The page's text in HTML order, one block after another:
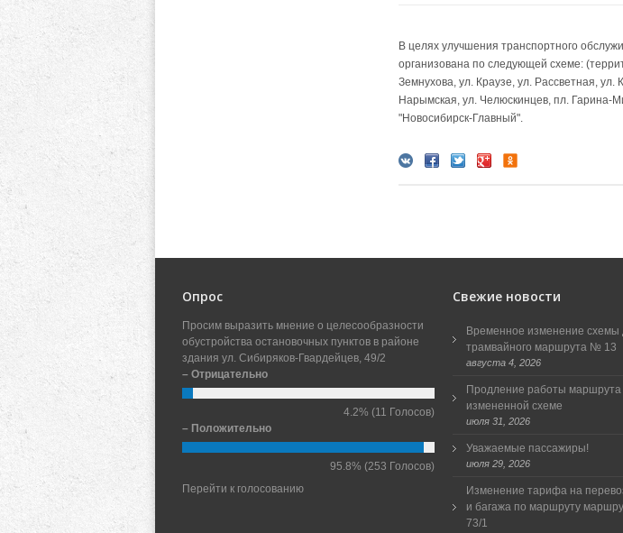
В целях улучшения транспортного
организована по следующей схеме:
Земнухова, ул. Краузе, ул. Рассветная, ул.
Нарымская, ул. Челюскинцев, пл. Гарина-
"Новосибирск-Главный".
Опрос
Просим выразить мнение о целесообразности
обустройства остановочных пунктов в районе
здания ул. Сибиряков-Гвардейцев, 49/2
– Отрицательно
4.2% (11 Голосов)
– Положительно
95.8% (253 Голосов)
Перейти к голосованию
Свежие новости
Временное изменение схемы
трамвайного маршрута № 13
августа 4, 2026
Продление работы
измененной схеме
июля 31, 2026
Уважаемые пассажиры!
июля 29, 2026
Изменение тарифа на
и багажа по маршруту
73/1